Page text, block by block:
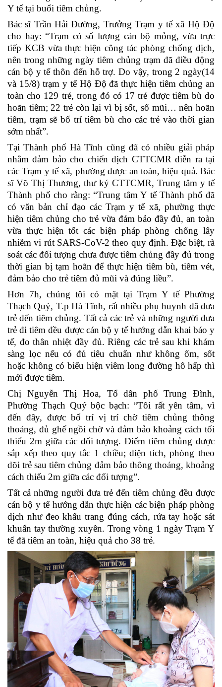
Y tế tại buổi tiêm chủng.
Bác sĩ Trần Hải Đường, Trưởng Trạm y tế xã Hộ Độ
cho hay: “Trạm có số lượng cán bộ mỏng, vừa trực
tiếp KCB vừa thực hiện công tác phòng chống dịch,
nên trong những ngày tiêm chủng trạm đã điều động
cán bộ y tế thôn đến hỗ trợ. Do vậy, trong 2 ngày(14
và 15/8) trạm y tế Hộ Độ đã thực hiện tiêm chủng an
toàn cho 129 trẻ, trong đó có 17 trẻ được tiêm bù do
hoãn tiêm; 22 trẻ còn lại vì bị sốt, sổ mũi… nên hoãn
tiêm, trạm sẽ bố trí tiêm bù cho các trẻ vào thời gian
sớm nhất”.
Tại Thành phố Hà Tĩnh cũng đã có nhiều giải pháp
nhằm đảm bảo cho chiến dịch CTTCMR diễn ra tại
các Trạm y tế xã, phường được an toàn, hiệu quả. Bác
sĩ Võ Thị Thương, thư ký CTTCMR, Trung tâm y tế
Thành phố cho rằng: “Trung tâm Y tế Thành phố đã
có văn bản chỉ đạo các Trạm y tế xã, phường thực
hiện tiêm chủng cho trẻ vừa đảm bảo đầy đủ, an toàn
vừa thực hiện tốt các biện pháp phòng chống lây
nhiễm vi rút SARS-CoV-2 theo quy định. Đặc biệt, rà
soát các đối tượng chưa được tiêm chủng đầy đủ trong
thời gian bị tạm hoãn để thực hiện tiêm bù, tiêm vét,
đảm bảo cho trẻ tiêm đủ mũi và đúng liều”.
Hơn 7h, chúng tôi có mặt tại Trạm Y tế Phường
Thạch Quý, T.p Hà Tĩnh, rất nhiều phụ huynh đã đưa
trẻ đến tiêm chủng. Tất cả các trẻ và những người đưa
trẻ đi tiêm đều được cán bộ y tế hướng dẫn khai báo y
tế, đo thân nhiệt đầy đủ. Riêng các trẻ sau khi khám
sàng lọc nếu có đủ tiêu chuẩn như không ốm, sốt
hoặc không có biểu hiện viêm long đường hô hấp thì
mới được tiêm.
Chị Nguyễn Thị Hoa, Tổ dân phố Trung Đình,
Phường Thạch Quý bộc bạch: “Tôi rất yên tâm, vì
đến đây, được bố trí vị trí chờ tiêm chủng thông
thoáng, đủ ghế ngồi chờ và đảm bảo khoảng cách tối
thiểu 2m giữa các đối tượng. Điểm tiêm chủng được
sắp xếp theo quy tắc 1 chiều; diện tích, phòng theo
dõi trẻ sau tiêm chủng đảm bảo thông thoáng, khoảng
cách thiểu 2m giữa các đối tượng”.
Tất cả những người đưa trẻ đến tiêm chủng đều được
cán bộ y tế hướng dẫn thực hiện các biện pháp phòng
dịch như đeo khẩu trang đúng cách, rửa tay hoặc sát
khuẩn tay thường xuyên. Trong vòng 1 ngày Trạm Y
tế đã tiêm an toàn, hiệu quả cho 38 trẻ.